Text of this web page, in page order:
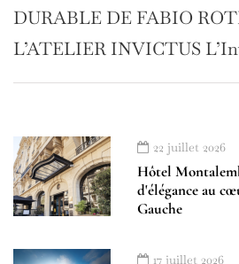
DURABLE DE FABIO
L’ATELIER INVICTUS
22 juillet 2026
Hôtel
d'élégance au
Gauche
17 juillet 2026